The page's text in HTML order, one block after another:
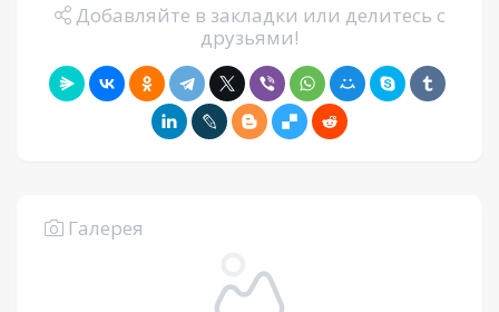
Добавляйте в закладки или делитесь с
друзьями!
Галерея